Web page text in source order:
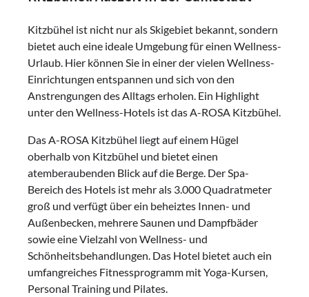
Kitzbühel ist nicht nur als Skigebiet bekannt, sondern
bietet auch eine ideale Umgebung für einen Wellness-
Urlaub. Hier können Sie in einer der vielen Wellness-
Einrichtungen entspannen und sich von den
Anstrengungen des Alltags erholen. Ein Highlight
unter den Wellness-Hotels ist das A-ROSA Kitzbühel.
Das A-ROSA Kitzbühel liegt auf einem Hügel
oberhalb von Kitzbühel und bietet einen
atemberaubenden Blick auf die Berge. Der Spa-
Bereich des Hotels ist mehr als 3.000 Quadratmeter
groß und verfügt über ein beheiztes Innen- und
Außenbecken, mehrere Saunen und Dampfbäder
sowie eine Vielzahl von Wellness- und
Schönheitsbehandlungen. Das Hotel bietet auch ein
umfangreiches Fitnessprogramm mit Yoga-Kursen,
Personal Training und Pilates.